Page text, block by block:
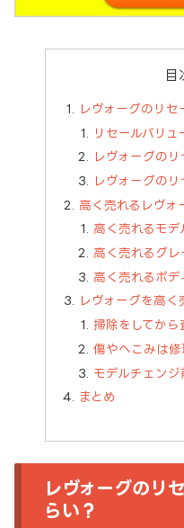
目
レヴォーグのリセ
リセールバリュ
レヴォーグのリ
レヴォーグの
高く売れるレヴォ
高く売れるモデ
高く売れるグレ
高く売れるボデ
レヴォーグを高く
掃除をしてから
傷やへこみは修
モデルチェンジ
まとめ
レヴォーグのリ
らい？